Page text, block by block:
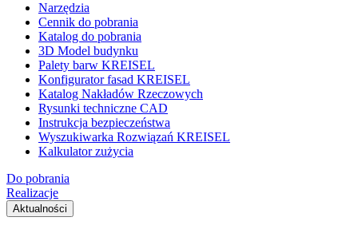
Narzędzia
Cennik do pobrania
Katalog do pobrania
3D Model budynku
Palety barw KREISEL
Konfigurator fasad KREISEL
Katalog Nakładów Rzeczowych
Rysunki techniczne CAD
Instrukcja bezpieczeństwa
Wyszukiwarka Rozwiązań KREISEL
Kalkulator zużycia
Do pobrania
Realizacje
Aktualności